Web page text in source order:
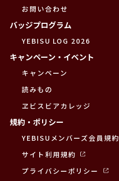
お問い合わせ
バッジプログラム
YEBISU LOG 2026
キャンペーン・イベント
キャンペーン
読みもの
ヱビスビアカレッジ
規約・ポリシー
YEBISUメンバーズ会員規約
サイト利用規約
プライバシーポリシー